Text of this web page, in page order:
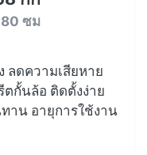
ซม
ลดความเสียหาย
กั้นล้อ ติดตั้งง่าย
าน อายุการใช้งาน